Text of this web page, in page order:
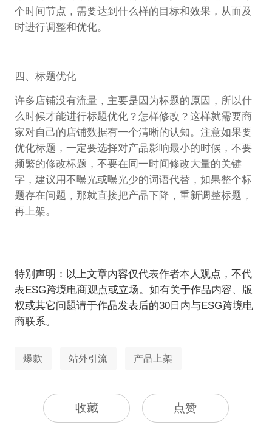
个时间节点，需要达到什么样的目标和效果，从而及
时进行调整和优化。
四、标题优化
许多店铺没有流量，主要是因为标题的原因，所以什
么时候才能进行标题优化？怎样修改？这样就需要商
家对自己的店铺数据有一个清晰的认知。注意如果要
优化标题，一定要选择对产品影响最小的时候，不要
频繁的修改标题，不要在同一时间修改大量的关键
字，建议用不曝光或曝光少的词语代替，如果整个标
题存在问题，那就直接把产品下降，重新调整标题，
再上架。
特别声明：以上文章内容仅代表作者本人观点，不代
表ESG跨境电商观点或立场。如有关于作品内容、版
权或其它问题请于作品发表后的30日内与ESG跨境电
商联系。
爆款 站外引流 产品上架
收藏 点赞